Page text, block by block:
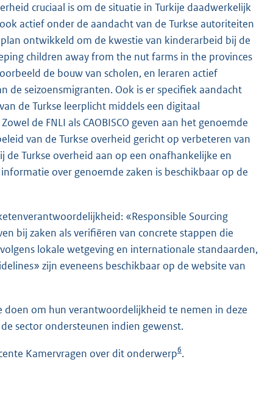
cruciaal is om de situatie in Turkije daadwerkelijk
actief onder de aandacht van de Turkse autoriteiten
ontwikkeld om de kwestie van kinderarbeid bij de
children away from the nut farms in the provinces
de bouw van scholen, en leraren actief
seizoensmigranten. Ook is er specifiek aandacht
de Turkse leerplicht middels een digitaal
de FNLI als CAOBISCO geven aan het genoemde
van de Turkse overheid gericht op verbeteren van
Turkse overheid aan op een onafhankelijke en
over genoemde zaken is beschikbaar op de
«Responsible Sourcing
bij zaken als verifiëren van concrete stappen die
lokale wetgeving en internationale standaarden,
zijn eveneens beschikbaar op de website van
om hun verantwoordelijkheid te nemen in deze
sector ondersteunen indien gewenst.
Kamervragen over dit onderwerp6.